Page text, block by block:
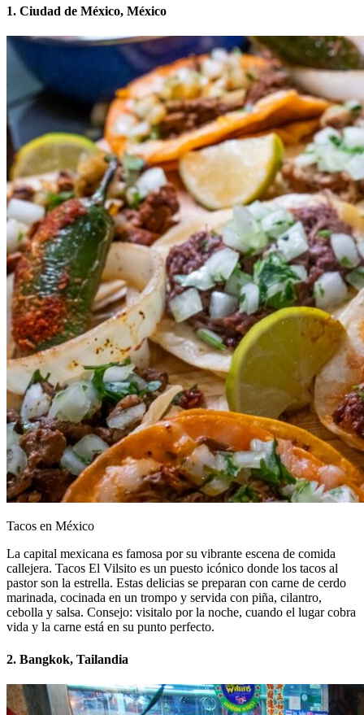
1. Ciudad de México, México
Tacos en México
La capital mexicana es famosa por su vibrante escena de comida
callejera. Tacos El Vilsito es un puesto icónico donde los tacos al
pastor son la estrella. Estas delicias se preparan con carne de cerdo
marinada, cocinada en un trompo y servida con piña, cilantro,
cebolla y salsa. Consejo: visitalo por la noche, cuando el lugar cobra
vida y la carne está en su punto perfecto.
2. Bangkok, Tailandia